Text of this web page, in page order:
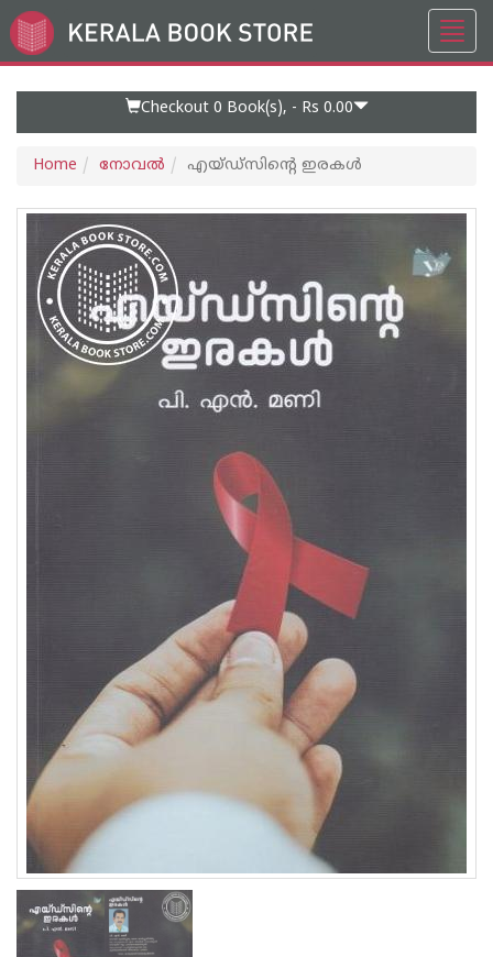
Go
to
Checkout 0 Book(s), - Rs 0.00
Home നോവല്‍ എയ്ഡ്സിന്റെ ഇരകള്‍